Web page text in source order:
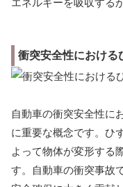
衝突安全性における
自動車の衝突安全性に
に重要な概念です。ひ
よって物体が変形する
す。自動車の衝突事故